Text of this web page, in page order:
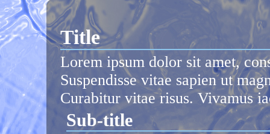
Title
Lorem ipsum dolor sit amet,
Suspendisse vitae sapien ut
Curabitur vitae risus. Vivamus
Sub-title